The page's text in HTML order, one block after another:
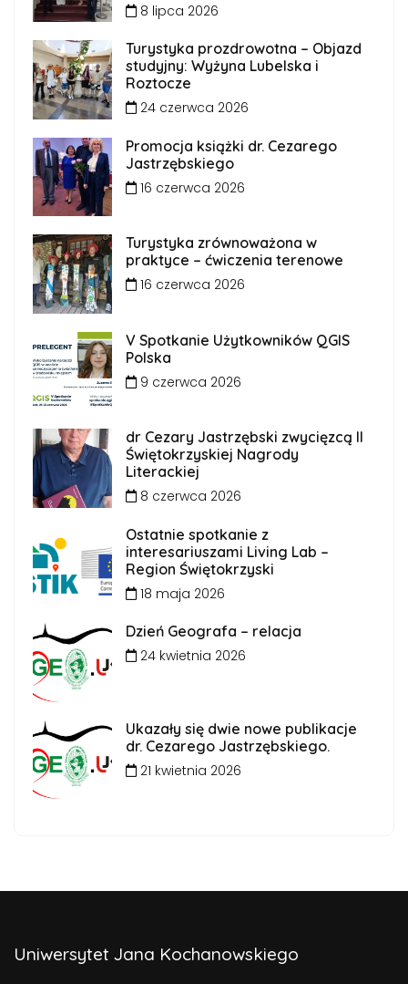
8 lipca 2026
Turystyka prozdrowotna – Objazd
studyjny: Wyżyna Lubelska i
Roztocze
24 czerwca 2026
Promocja książki dr. Cezarego
Jastrzębskiego
16 czerwca 2026
Turystyka zrównoważona w
praktyce – ćwiczenia terenowe
16 czerwca 2026
V Spotkanie Użytkowników QGIS
Polska
9 czerwca 2026
dr Cezary Jastrzębski zwycięzcą II
Świętokrzyskiej Nagrody
Literackiej
8 czerwca 2026
Ostatnie spotkanie z
interesariuszami Living Lab –
Region Świętokrzyski
18 maja 2026
Dzień Geografa – relacja
24 kwietnia 2026
Ukazały się dwie nowe publikacje
dr. Cezarego Jastrzębskiego.
21 kwietnia 2026
Uniwersytet Jana Kochanowskiego